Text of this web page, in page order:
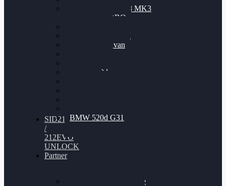
Nissan GT-R35 3.8 MK3
V6 TWINTURBO
VW Passat 2.0TDI
VW T6 Multivan
BMW 120d
BMW 520d G31
SID212
/
212EVO
UNLOCK
Partner
Bilgenroth Performance